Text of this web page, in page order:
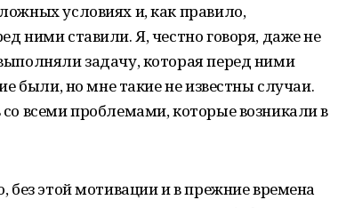
условиях и, как правило,
ними ставили. Я, честно говоря, даже не
задачу, которая перед ними
были, но мне такие не известны случаи.
всеми проблемами, которые возникали в
без этой мотивации и в прежние времена